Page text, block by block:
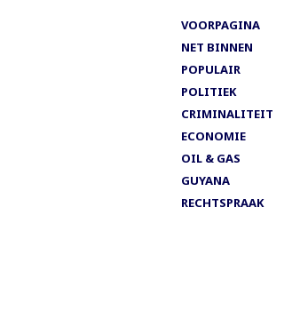
VOORPAGINA
NET BINNEN
POPULAIR
POLITIEK
CRIMINALITEIT
ECONOMIE
OIL & GAS
GUYANA
RECHTSPRAAK